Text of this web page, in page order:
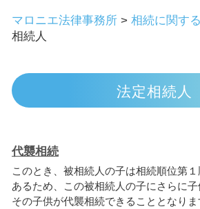
マロニエ法律事務所 > 相続に関す
相続人
法定相続人
代襲相続
このとき、被相続人の子は相続順位第
あるため、この被相続人の子にさらに子
その子供が代襲相続できることとなり